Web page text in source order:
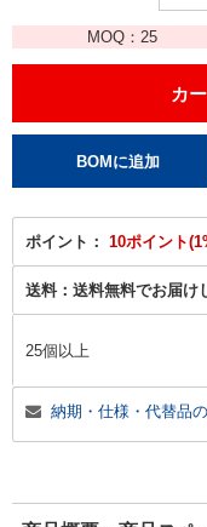
MOQ： 25
ポイント： 10ポイント
送料： 送料無料でお届け
25個以上
納期・仕様・代替品